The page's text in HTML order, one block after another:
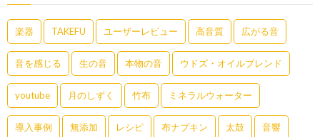
楽器 TAKEFU ユーザーレビュー 高音質 広がる音
音を感じる 生の音 本物の音 ウドズ・オイルブレンド
youtube 月のしずく 竹布 ミネラルウォーター
導入事例 無添加 レシピ 布ナプキン 太鼓 音響